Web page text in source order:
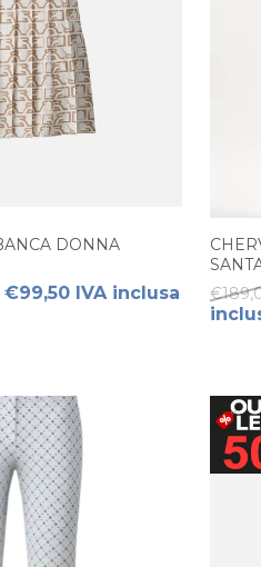
DONNA
€99,50 IVA inclusa